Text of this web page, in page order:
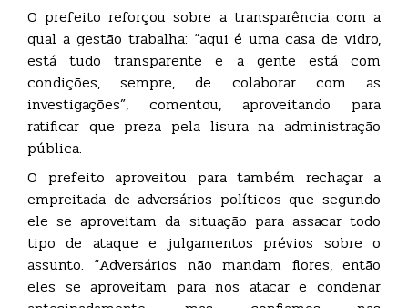
O prefeito reforçou sobre a transparência com a
qual a gestão trabalha: “aqui é uma casa de vidro,
está tudo transparente e a gente está com
condições, sempre, de colaborar com as
investigações”, comentou, aproveitando para
ratificar que preza pela lisura na administração
pública.
O prefeito aproveitou para também rechaçar a
empreitada de adversários políticos que segundo
ele se aproveitam da situação para assacar todo
tipo de ataque e julgamentos prévios sobre o
assunto. “Adversários não mandam flores, então
eles se aproveitam para nos atacar e condenar